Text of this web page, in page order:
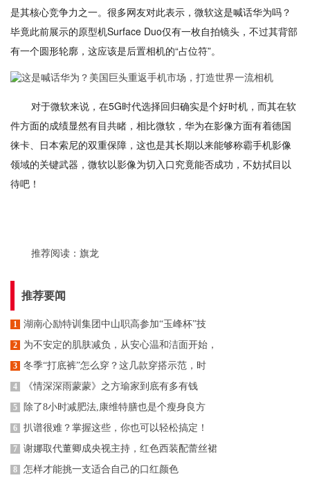
是其核心竞争力之一。很多网友对此表示，微软这是喊话华为吗？
毕竟此前展示的原型机Surface Duo仅有一枚自拍镜头，不过其背部
有一个圆形轮廓，这应该是后置相机的“占位符”。
对于微软来说，在5G时代选择回归确实是个好时机，而其在软
件方面的成绩显然有目共睹，相比微软，华为在影像方面有着德国
徕卡、日本索尼的双重保障，这也是其长期以来能够称霸手机影像
领域的关键武器，微软以影像为切入口究竟能否成功，不妨拭目以
待吧！
推荐阅读： 旗龙
推荐要闻
1 湖南心励特训集团中山职高参加“玉峰杯”技
2 为不安定的肌肤减负，从安心温和洁面开始，
3 冬季“打底裤”怎么穿？这几款穿搭示范，时
4 《情深深雨蒙蒙》之方瑜家到底有多有钱
5 除了8小时减肥法,康维特膳也是个瘦身良方
6 扒谱很难？掌握这些，你也可以轻松搞定！
7 谢娜取代董卿成央视主持，红色西装配蕾丝裙
8 怎样才能挑一支适合自己的口红颜色